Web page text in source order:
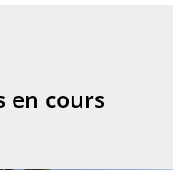
en cours